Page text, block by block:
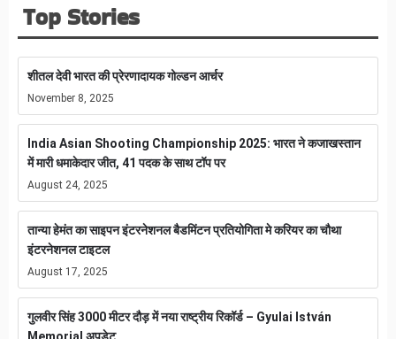
Top Stories
शीतल देवी भारत की प्रेरणादायक गोल्डन आर्चर
November 8, 2025
India Asian Shooting Championship 2025: भारत ने कजाखस्तान
में मारी धमाकेदार जीत, 41 पदक के साथ टॉप पर
August 24, 2025
तान्या हेमंत का साइपन इंटरनेशनल बैडमिंटन प्रतियोगिता मे करियर का चौथा
इंटरनेशनल टाइटल
August 17, 2025
गुलवीर सिंह 3000 मीटर दौड़ में नया राष्ट्रीय रिकॉर्ड – Gyulai István
Memorial अपडेट